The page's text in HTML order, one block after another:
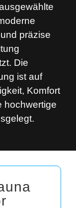
präzise
Die
ist auf
Komfort
hochwertige